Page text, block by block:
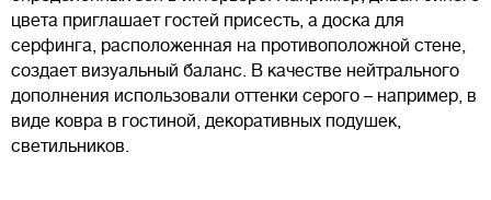
цвета приглашает гостей присесть, а доска для
серфинга, расположенная на противоположной стене,
создает визуальный баланс. В качестве нейтрального
дополнения использовали оттенки серого – например, в
виде ковра в гостиной, декоративных подушек,
светильников.